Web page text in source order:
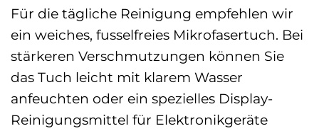
Für die tägliche Reinigung empfehlen wir
ein weiches, fusselfreies Mikrofasertuch. Bei
stärkeren Verschmutzungen können Sie
das Tuch leicht mit klarem Wasser
anfeuchten oder ein spezielles Display-
Reinigungsmittel für Elektronikgeräte